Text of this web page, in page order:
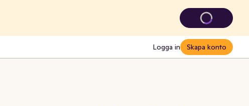
Logga in Skapa konto